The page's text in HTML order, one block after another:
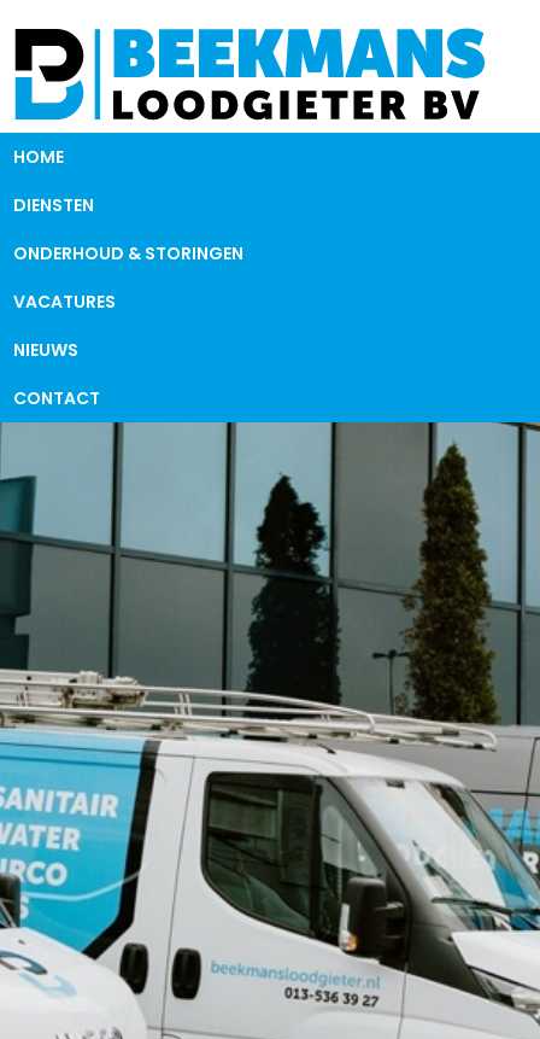
HOME
DIENSTEN
ONDERHOUD & STORINGEN
VACATURES
NIEUWS
CONTACT